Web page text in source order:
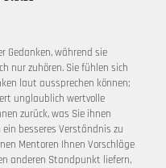
Gedanken, während sie
nur zuhören. Sie fühlen sich
laut aussprechen können;
unglaublich wertvolle
zurück, was Sie ihnen
besseres Verständnis zu
Mentoren Ihnen Vorschläge
anderen Standpunkt liefern,